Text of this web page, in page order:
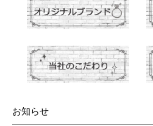
お知らせ